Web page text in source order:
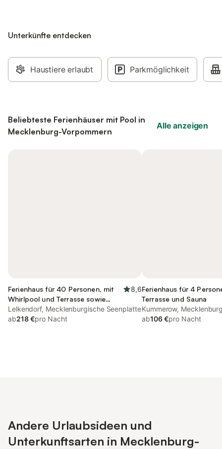
Unterkünfte entdecken
Haustiere erlaubt Parkmöglichkeit
Beliebteste Ferienhäuser mit Pool in
Mecklenburg-Vorpommern
Alle anzeigen
Ferienhaus für 40 Personen, mit
Whirlpool und Terrasse sowie
Garten und Pool
8,6
Lelkendorf, Mecklenburgische Seenplatte
ab218 €pro Nacht
Ferienhaus für 4
Terrasse und Sauna
Kummerow,
Seenplatte
ab106 €pro Nacht
Andere Urlaubsideen und
Unterkunftsarten in Mecklenburg-